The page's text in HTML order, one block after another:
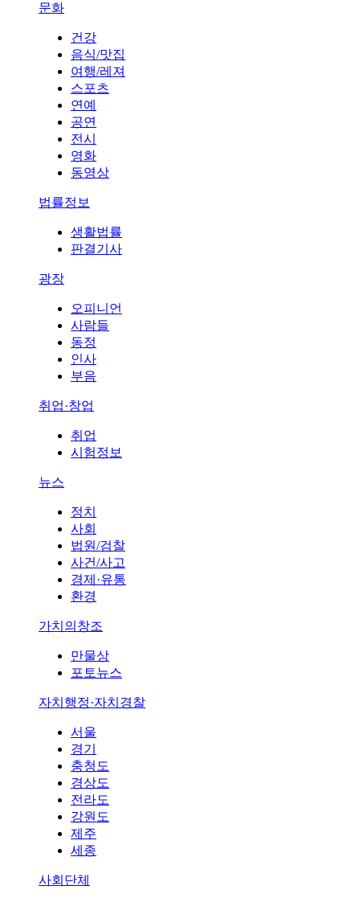
문화
건강
음식/맛집
여행/레져
스포츠
연예
공연
전시
영화
동영상
법률정보
생활법률
판결기사
광장
오피니언
사람들
동정
인사
부음
취업·창업
취업
시험정보
뉴스
정치
사회
법원/검찰
사건/사고
경제·유통
환경
가치의창조
만물상
포토뉴스
자치행정·자치경찰
서울
경기
충청도
경상도
전라도
강원도
제주
세종
사회단체